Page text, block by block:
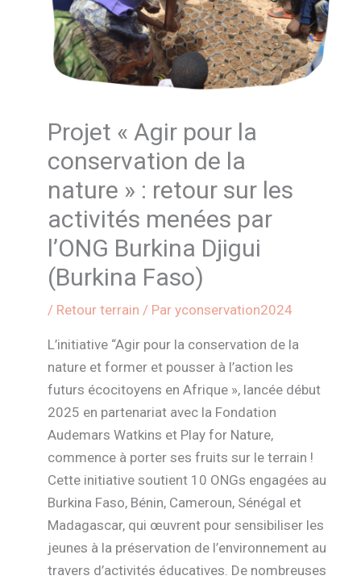
Projet « Agir pour la
conservation de la
nature » : retour sur les
activités menées par
l’ONG Burkina Djigui
(Burkina Faso)
/ Retour terrain / Paryconservation2024
L’initiative “Agir pour la conservation de la
nature et former et pousser à l’action les
futurs écocitoyens en Afrique », lancée début
2025 en partenariat avec la Fondation
Audemars Watkins et Play for Nature,
commence à porter ses fruits sur le terrain !
Cette initiative soutient 10 ONGs engagées au
Burkina Faso, Bénin, Cameroun, Sénégal et
Madagascar, qui œuvrent pour sensibiliser les
jeunes à la préservation de l’environnement au
travers d’activités éducatives. De nombreuses